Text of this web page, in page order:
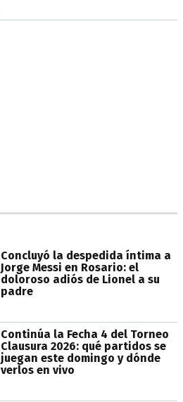
Concluyó la despedida íntima a
Jorge Messi en Rosario: el
doloroso adiós de Lionel a su
padre
Continúa la Fecha 4 del Torneo
Clausura 2026: qué partidos se
juegan este domingo y dónde
verlos en vivo